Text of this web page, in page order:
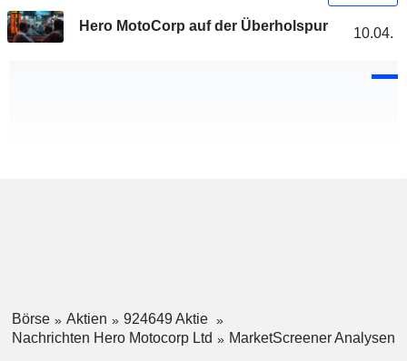
Hero MotoCorp auf der Überholspur 10.04.
Börse Aktien
924649 Aktie
Nachrichten Hero Motocorp Ltd
MarketScreener Analysen